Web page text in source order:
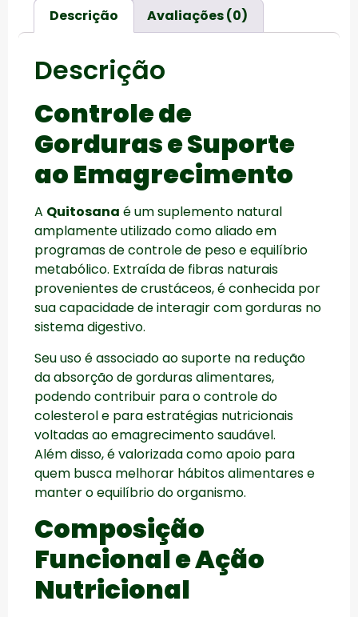
Descrição Avaliações (0)
Descrição
Controle de
Gorduras e Suporte
ao Emagrecimento
A Quitosana é um suplemento natural
amplamente utilizado como aliado em
programas de controle de peso e equilíbrio
metabólico. Extraída de fibras naturais
provenientes de crustáceos, é conhecida por
sua capacidade de interagir com gorduras no
sistema digestivo.
Seu uso é associado ao suporte na redução
da absorção de gorduras alimentares,
podendo contribuir para o controle do
colesterol e para estratégias nutricionais
voltadas ao emagrecimento saudável.
Além disso, é valorizada como apoio para
quem busca melhorar hábitos alimentares e
manter o equilíbrio do organismo.
Composição
Funcional e Ação
Nutricional